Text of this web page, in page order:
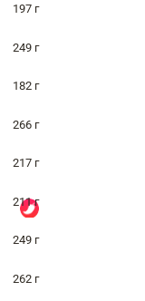
197 г
249 г
182 г
266 г
217 г
211 г
249 г
262 г